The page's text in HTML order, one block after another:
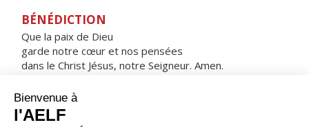
BÉNÉDICTION
Que la paix de Dieu
garde notre cœur et nos pensées
dans le Christ Jésus, notre Seigneur. Amen.
HYMNE : SOUS L'ABRI DE TA MISÉRICORDE
Sous l'abri de ta miséricorde,
nous nous réfugions, Sainte Mère de Dieu.